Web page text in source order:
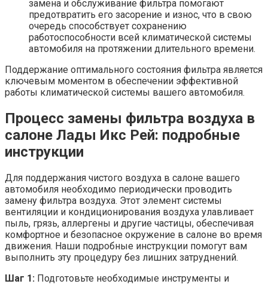
замена и обслуживание фильтра помогают
предотвратить его засорение и износ, что в свою
очередь способствует сохранению
работоспособности всей климатической системы
автомобиля на протяжении длительного времени.
Поддержание оптимального состояния фильтра является
ключевым моментом в обеспечении эффективной
работы климатической системы вашего автомобиля.
Процесс замены фильтра воздуха в
салоне Лады Икс Рей: подробные
инструкции
Для поддержания чистого воздуха в салоне вашего
автомобиля необходимо периодически проводить
замену фильтра воздуха. Этот элемент системы
вентиляции и кондиционирования воздуха улавливает
пыль, грязь, аллергены и другие частицы, обеспечивая
комфортное и безопасное окружение в салоне во время
движения. Наши подробные инструкции помогут вам
выполнить эту процедуру без лишних затруднений.
Шаг 1: Подготовьте необходимые инструменты и